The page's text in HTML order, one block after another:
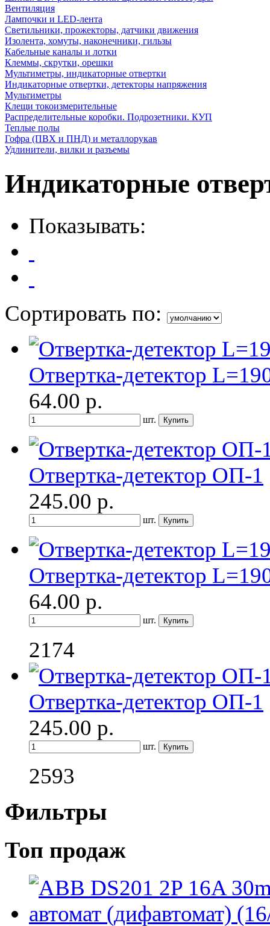
Вентиляция
Лампочки и LED-лента
Светильники, прожекторы, датчики движения
Изолента, хомуты, наконечники, гильзы
Кабельные каналы и лотки
Клеммы, скрутки, орешки
Мультиметры, индикаторные отвертки
Индикаторные отвертки, детекторы напряжения
Мультиметры
Клещи токоизмерительные
Распределительные коробки. Подрозетники. КУП
Теплые полы
Гофра (ПВХ и ПНД) и металлорукав
Удлинители, вилки и разъемы
Индикаторные
Показывать:
Сортировать по:
Отвертка-детектор
64.00 р.
шт.
Отвертка-детектор ОП-1
245.00 р.
шт.
Отвертка-детектор
64.00 р.
шт.
2174
Отвертка-детектор ОП-1
245.00 р.
шт.
2593
Фильтры
Топ продаж